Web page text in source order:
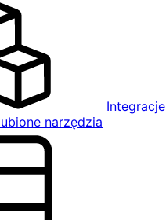
Integracje
narzędzia